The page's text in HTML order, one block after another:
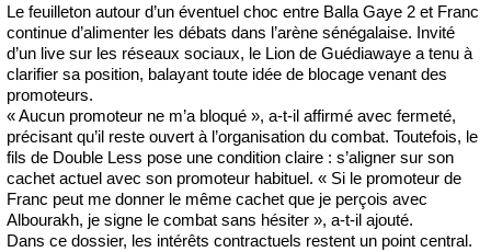
Le feuilleton autour d’un éventuel choc entre Balla Gaye 2 et Franc
continue d’alimenter les débats dans l’arène sénégalaise. Invité
d’un live sur les réseaux sociaux, le Lion de Guédiawaye a tenu à
clarifier sa position, balayant toute idée de blocage venant des
promoteurs.
« Aucun promoteur ne m’a bloqué », a-t-il affirmé avec fermeté,
précisant qu’il reste ouvert à l’organisation du combat. Toutefois, le
fils de Double Less pose une condition claire : s’aligner sur son
cachet actuel avec son promoteur habituel. « Si le promoteur de
Franc peut me donner le même cachet que je perçois avec
Albourakh, je signe le combat sans hésiter », a-t-il ajouté.
Dans ce dossier, les intérêts contractuels restent un point central.